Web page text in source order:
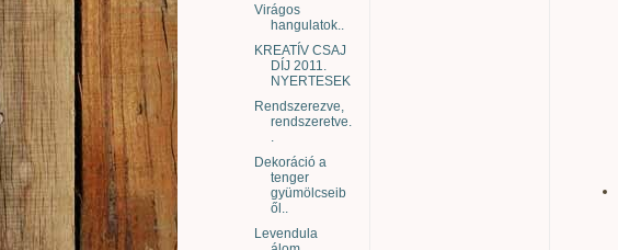
Virágos
hangulatok..
KREATÍV CSAJ
DÍJ 2011.
NYERTESEK
Rendszerezve,
rendszeretve.
Dekoráció a
tenger
gyümölcseib
ől..
Levendula